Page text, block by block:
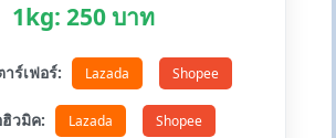
1kg: 250 บาท
ร์เฟอร์: Lazada Shopee
วมิค: Lazada Shopee